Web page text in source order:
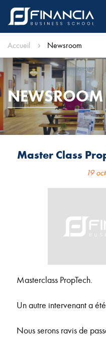
Accueil Newsroom
NEWSROOM
Master Class
19
Masterclass PropTech.
Un autre intervenant a
Nous serons ravis de